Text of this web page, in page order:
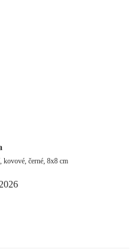
kovové, černé, 8x8 cm